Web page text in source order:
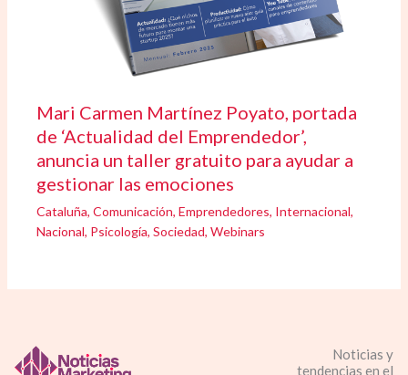
Mari Carmen Martínez Poyato, portada
de ‘Actualidad del Emprendedor’,
anuncia un taller gratuito para ayudar a
gestionar las emociones
Cataluña,Comunicación,Emprendedores, Internacional,
Nacional, Psicología,Sociedad,Webinars
Noticias y
tendencias en el